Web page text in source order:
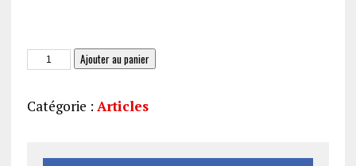
quantité
de
ceux
Ajouter au panier
Catégorie : Articles